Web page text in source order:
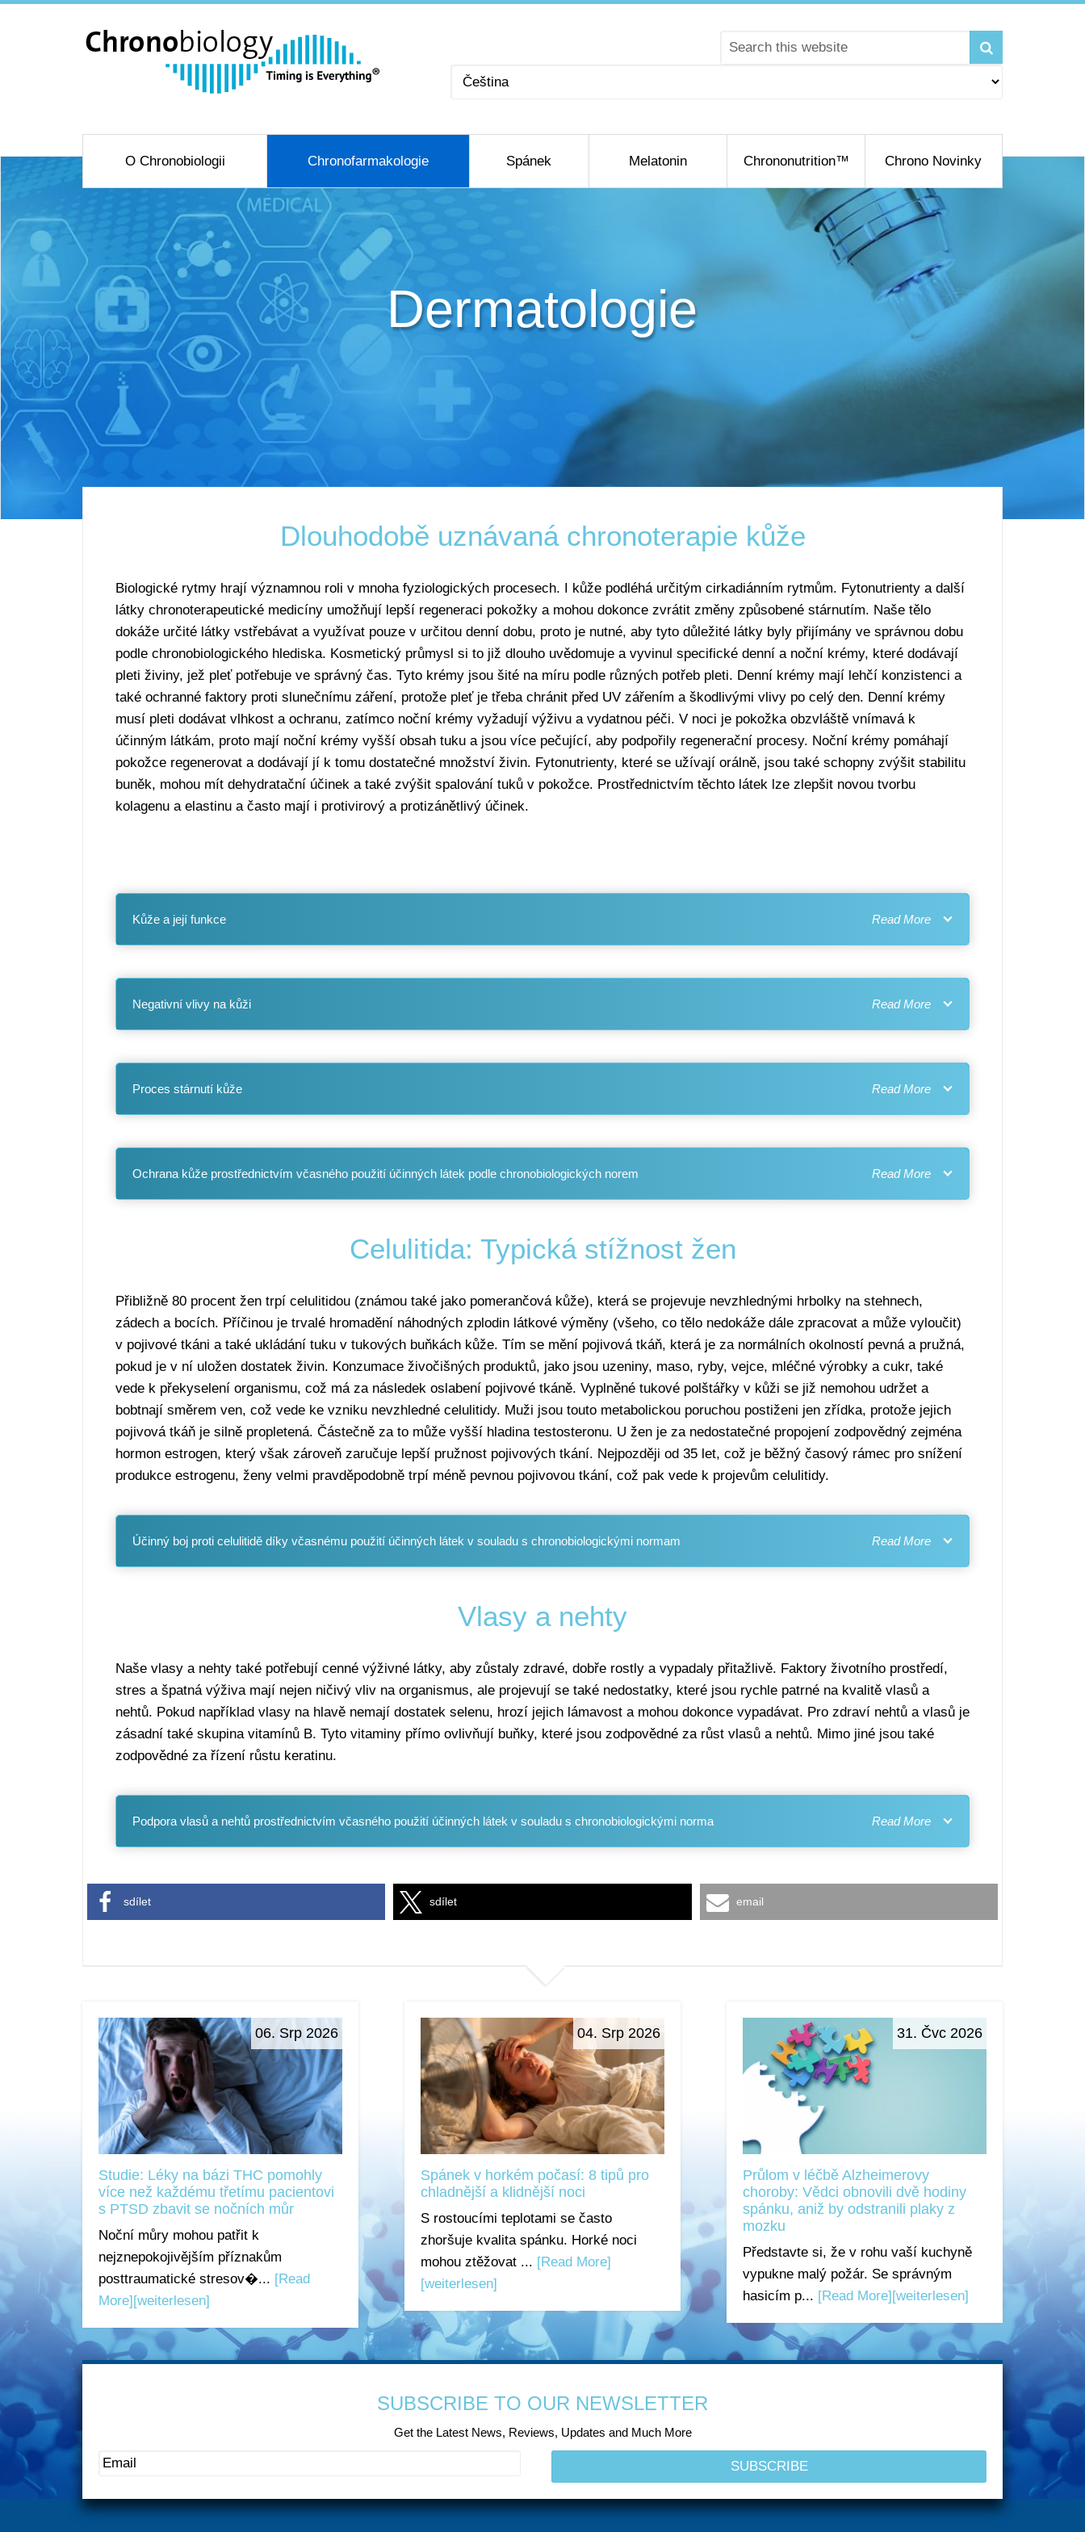
Zvolte
O Chronobiologii Chronofarmakologie Spánek Melatonin Chrononutrition™ Chrono Novinky
Dermatologie
Dlouhodobě uznávaná chronoterapie kůže
Biologické rytmy hrají významnou roli v mnoha fyziologických procesech. I kůže podléhá určitým cirkadiánním rytmům. Fytonutrienty a další
látky chronoterapeutické medicíny umožňují lepší regeneraci pokožky a mohou dokonce zvrátit změny způsobené stárnutím. Naše tělo
dokáže určité látky vstřebávat a využívat pouze v určitou denní dobu, proto je nutné, aby tyto důležité látky byly přijímány ve správnou dobu
podle chronobiologického hlediska. Kosmetický průmysl si to již dlouho uvědomuje a vyvinul specifické denní a noční krémy, které dodávají
pleti živiny, jež pleť potřebuje ve správný čas. Tyto krémy jsou šité na míru podle různých potřeb pleti. Denní krémy mají lehčí konzistenci a
také ochranné faktory proti slunečnímu záření, protože pleť je třeba chránit před UV zářením a škodlivými vlivy po celý den. Denní krémy
musí pleti dodávat vlhkost a ochranu, zatímco noční krémy vyžadují výživu a vydatnou péči. V noci je pokožka obzvláště vnímavá k
účinným látkám, proto mají noční krémy vyšší obsah tuku a jsou více pečující, aby podpořily regenerační procesy. Noční krémy pomáhají
pokožce regenerovat a dodávají jí k tomu dostatečné množství živin. Fytonutrienty, které se užívají orálně, jsou také schopny zvýšit stabilitu
buněk, mohou mít dehydratační účinek a také zvýšit spalování tuků v pokožce. Prostřednictvím těchto látek lze zlepšit novou tvorbu
kolagenu a elastinu a často mají i protivirový a protizánětlivý účinek.
Kůže a její funkce
Negativní vlivy na kůži
Proces stárnutí kůže
Ochrana kůže prostřednictvím včasného použití účinných látek podle chronobiologických norem
Celulitida: Typická stížnost žen
Přibližně 80 procent žen trpí celulitidou (známou také jako pomerančová kůže), která se projevuje nevzhlednými hrbolky na stehnech,
zádech a bocích. Příčinou je trvalé hromadění náhodných zplodin látkové výměny (všeho, co tělo nedokáže dále zpracovat a může vyloučit)
v pojivové tkáni a také ukládání tuku v tukových buňkách kůže. Tím se mění pojivová tkáň, která je za normálních okolností pevná a pružná,
pokud je v ní uložen dostatek živin. Konzumace živočišných produktů, jako jsou uzeniny, maso, ryby, vejce, mléčné výrobky a cukr, také
vede k překyselení organismu, což má za následek oslabení pojivové tkáně. Vyplněné tukové polštářky v kůži se již nemohou udržet a
bobtnají směrem ven, což vede ke vzniku nevzhledné celulitidy. Muži jsou touto metabolickou poruchou postiženi jen zřídka, protože jejich
pojivová tkáň je silně propletená. Částečně za to může vyšší hladina testosteronu. U žen je za nedostatečné propojení zodpovědný zejména
hormon estrogen, který však zároveň zaručuje lepší pružnost pojivových tkání. Nejpozději od 35 let, což je běžný časový rámec pro snížení
produkce estrogenu, ženy velmi pravděpodobně trpí méně pevnou pojivovou tkání, což pak vede k projevům celulitidy.
Účinný boj proti celulitidě díky včasnému použití účinných látek v souladu s chronobiologickými normam
Vlasy a nehty
Naše vlasy a nehty také potřebují cenné výživné látky, aby zůstaly zdravé, dobře rostly a vypadaly přitažlivě. Faktory životního prostředí,
stres a špatná výživa mají nejen ničivý vliv na organismus, ale projevují se také nedostatky, které jsou rychle patrné na kvalitě vlasů a
nehtů. Pokud například vlasy na hlavě nemají dostatek selenu, hrozí jejich lámavost a mohou dokonce vypadávat. Pro zdraví nehtů a vlasů je
zásadní také skupina vitamínů B. Tyto vitaminy přímo ovlivňují buňky, které jsou zodpovědné za růst vlasů a nehtů. Mimo jiné jsou také
zodpovědné za řízení růstu keratinu.
Podpora vlasů a nehtů prostřednictvím včasného použití účinných látek v souladu s chronobiologickými norma
sdílet sdílet email
06. Srp 2026
Studie: Léky na bázi THC pomohly
více než každému třetímu pacientovi
s PTSD zbavit se nočních můr
Noční můry mohou patřit k
nejznepokojivějším příznakům
posttraumatické stresov�... [Read
More][weiterlesen]
04. Srp 2026
Spánek v horkém počasí: 8 tipů pro
chladnější a klidnější noci
S rostoucími teplotami se často
zhoršuje kvalita spánku. Horké noci
mohou ztěžovat ... [Read More]
[weiterlesen]
31. Čvc 2026
Průlom v léčbě Alzheimerovy
choroby: Vědci obnovili dvě hodiny
spánku, aniž by odstranili plaky z
mozku
Představte si, že v rohu vaší kuchyně
vypukne malý požár. Se správným
hasicím p... [Read More][weiterlesen]
SUBSCRIBE TO OUR NEWSLETTER
Get the Latest News, Reviews, Updates and Much More